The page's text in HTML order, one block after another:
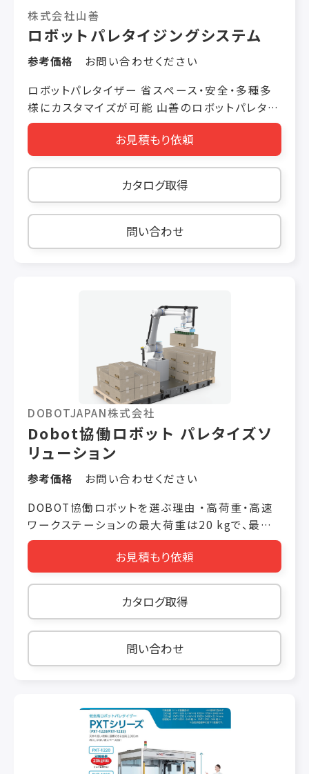
株式会社山善
ロボットパレタイジングシステム
参考価格
お問い合わせください
ロボットパレタイザー 省スペース・安全・多種多
様にカスタマイズが可能 山善のロボットパレタイ
ザーは、お客様のパレタイズ工程を自動化できま
す。 省スペース、安全、カスタマイズ可能という3
つの特徴があります。 省スペースに設置可能 ・協
働ロボットを使用したシステムなので、省スペー
ス設置が可能です。 ・ティーチングペンダント付
属で操作も簡単です。 高い安全性 ・協働ロボット
を使用したシステムなので、安全柵不要です。 ・エ
リアセンサー搭載で、高い安全性を実現していま
お見積もり依頼
カタログ取得
問い合わせ
DOBOTJAPAN株式会社
Dobot協働ロボット パレタイズソ
リューション
参考価格
お問い合わせください
DOBOT協働ロボットを選ぶ理由 ・高荷重・高速
ワークステーションの最大荷重は20 kgで、最大
積み高さは 2,100 mmで、食品、飲み物、医薬品
などの段積み作業に簡 単に対応できます。 新世
代のCR10A・20A協働ロボットを搭載し、積み速
度は業 界をリードする基準の8～13個/分になっ
ています。 Ewellix 900 mm大型昇降耐荷重柱
をオプションで選択可 能で、最大耐荷重は1500
Nで、安定性と信頼性が高く、騒 音が小さい。 ・高
い安全性 仮想壁機能を搭載し、運転境界を任意
で、複数の保護を簡単に実現します。製品は
ISO12100、EN60204-1、ISO10218-2、
ISO13849-1のシ リーズ認証を取得し、信頼でき
る安全性を保証します。 ・30 分で素早く生産を開
お見積もり依頼
カタログ取得
問い合わせ